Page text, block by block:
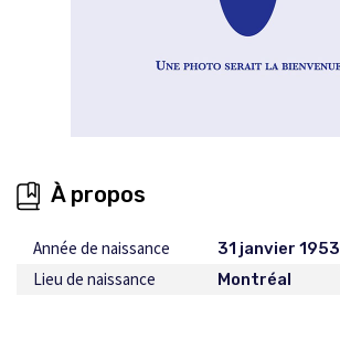
À propos
Année de naissance 31 janvier 1953
Lieu de naissance Montréal